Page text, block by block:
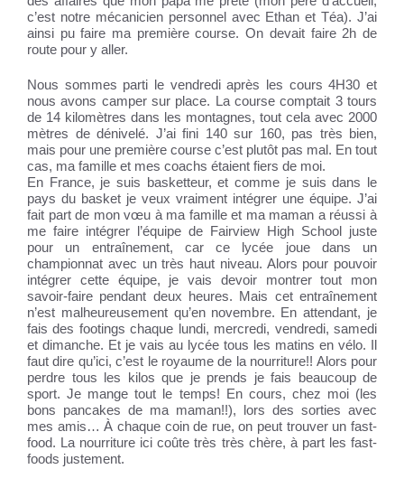
c’est notre mécanicien personnel avec Ethan et Téa). J’ai
ainsi pu faire ma première course. On devait faire 2h de
route pour y aller.
Nous sommes parti le vendredi après les cours 4H30 et
nous avons camper sur place. La course comptait 3 tours
de 14 kilomètres dans les montagnes, tout cela avec 2000
mètres de dénivelé. J’ai fini 140 sur 160, pas très bien,
mais pour une première course c’est plutôt pas mal. En tout
cas, ma famille et mes coachs étaient fiers de moi.
En France, je suis basketteur, et comme je suis dans le
pays du basket je veux vraiment intégrer une équipe. J’ai
fait part de mon vœu à ma famille et ma maman a réussi à
me faire intégrer l’équipe de Fairview High School juste
pour un entraînement, car ce lycée joue dans un
championnat avec un très haut niveau. Alors pour pouvoir
intégrer cette équipe, je vais devoir montrer tout mon
savoir-faire pendant deux heures. Mais cet entraînement
n’est malheureusement qu’en novembre. En attendant, je
fais des footings chaque lundi, mercredi, vendredi, samedi
et dimanche. Et je vais au lycée tous les matins en vélo. Il
faut dire qu’ici, c’est le royaume de la nourriture!! Alors pour
perdre tous les kilos que je prends je fais beaucoup de
sport. Je mange tout le temps! En cours, chez moi (les
bons pancakes de ma maman!!), lors des sorties avec
mes amis… À chaque coin de rue, on peut trouver un fast-
food. La nourriture ici coûte très très chère, à part les fast-
foods justement.